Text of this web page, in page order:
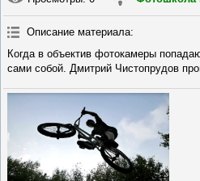
Описание материала:
Когда в объектив фотокамеры
сами собой. Дмитрий Чистопрудов